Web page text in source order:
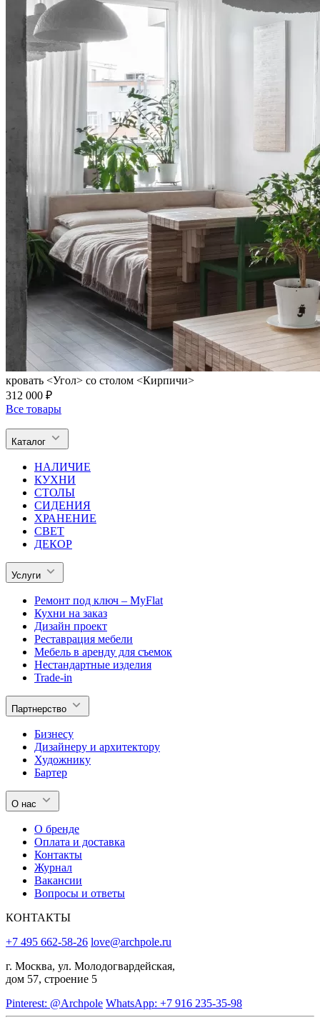
кровать <Угол> со столом <Кирпичи>
312 000 ₽
Все товары
Каталог
НАЛИЧИЕ
КУХНИ
СТОЛЫ
СИДЕНИЯ
ХРАНЕНИЕ
СВЕТ
ДЕКОР
Услуги
Ремонт под ключ – MyFlat
Кухни на заказ
Дизайн проект
Реставрация мебели
Мебель в аренду для съемок
Нестандартные изделия
Trade-in
Партнерство
Бизнесу
Дизайнеру и архитектору
Художнику
Бартер
О нас
О бренде
Оплата и доставка
Контакты
Журнал
Вакансии
Вопросы и ответы
КОНТАКТЫ
+7 495 662-58-26 love@archpole.ru
г. Москва, ул. Молодогвардейская,
дом 57, строение 5
Pinterest: @Archpole WhatsApp: +7 916 235-35-98